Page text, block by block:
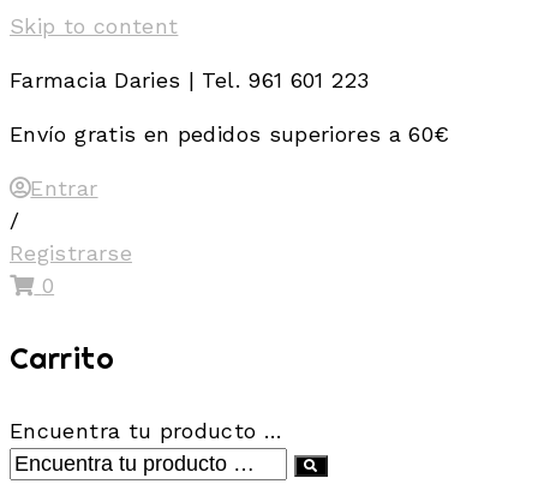
Skip to content
Farmacia Daries | Tel. 961 601 223
Envío gratis en pedidos superiores a 60€
Entrar
/
Registrarse
0
Carrito
Encuentra tu producto …